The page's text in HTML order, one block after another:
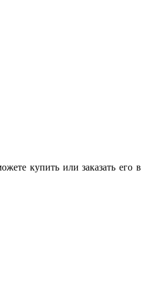
купить или заказать его в